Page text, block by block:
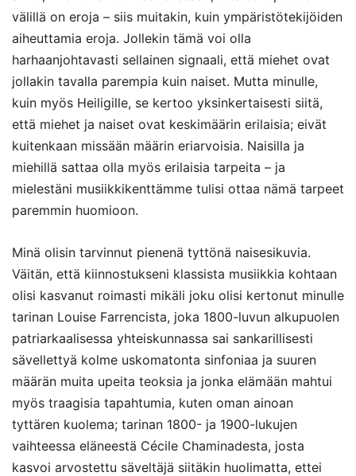
välillä on eroja – siis muitakin, kuin ympäristötekijöiden
aiheuttamia eroja. Jollekin tämä voi olla
harhaanjohtavasti sellainen signaali, että miehet ovat
jollakin tavalla parempia kuin naiset. Mutta minulle,
kuin myös Heiligille, se kertoo yksinkertaisesti siitä,
että miehet ja naiset ovat keskimäärin erilaisia; eivät
kuitenkaan missään määrin eriarvoisia. Naisilla ja
miehillä sattaa olla myös erilaisia tarpeita – ja
mielestäni musiikkikenttämme tulisi ottaa nämä tarpeet
paremmin huomioon.
Minä olisin tarvinnut pienenä tyttönä naisesikuvia.
Väitän, että kiinnostukseni klassista musiikkia kohtaan
olisi kasvanut roimasti mikäli joku olisi kertonut minulle
tarinan Louise Farrencista, joka 1800-luvun alkupuolen
patriarkaalisessa yhteiskunnassa sai sankarillisesti
sävellettyä kolme uskomatonta sinfoniaa ja suuren
määrän muita upeita teoksia ja jonka elämään mahtui
myös traagisia tapahtumia, kuten oman ainoan
tyttären kuolema; tarinan 1800- ja 1900-lukujen
vaihteessa eläneestä Cécile Chaminadesta, josta
kasvoi arvostettu säveltäjä siitäkin huolimatta, ettei